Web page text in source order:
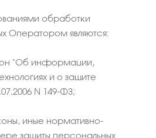
обработки
Оператором являются:
"Об информации,
и о защите
N 149-ФЗ;
иные нормативно-
защиты персональных